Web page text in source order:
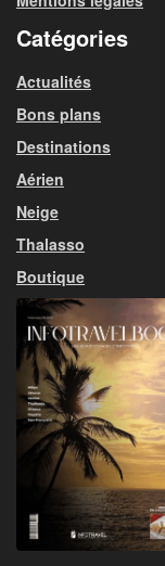
Catégories
Actualités
Bons plans
Destinations
Aérien
Neige
Thalasso
Boutique